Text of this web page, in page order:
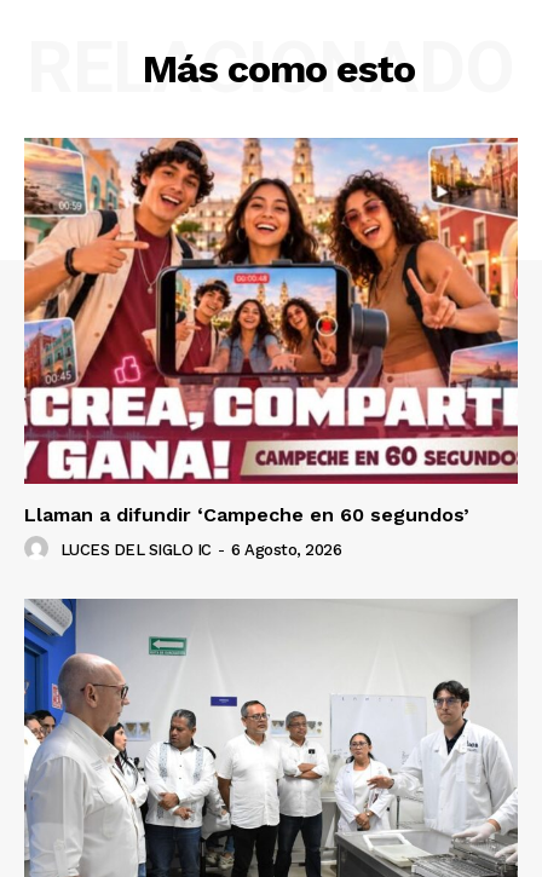
Más como esto
RELACIONADO
Llaman a difundir ‘Campeche en 60 segundos’
LUCES DEL SIGLO IC - 6 Agosto, 2026